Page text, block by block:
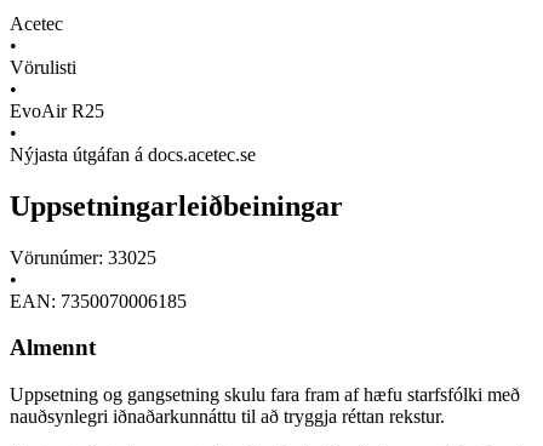
Acetec
•
Vörulisti
•
EvoAir R25
•
Nýjasta útgáfan á docs.acetec.se
Uppsetningarleiðbeiningar
Vörunúmer: 33025
•
EAN: 7350070006185
Almennt
Uppsetning og gangsetning skulu fara fram af hæfu starfsfólki með
nauðsynlegri iðnaðarkunnáttu til að tryggja réttan rekstur.